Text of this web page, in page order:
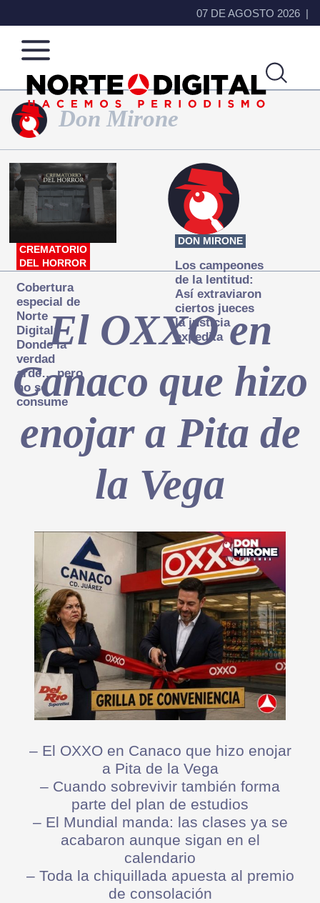
07 DE AGOSTO 2026
Norte
de
Ciudad
Juárez
Más
que
noticias,
hacemos periodismo
Don Mirone
CREMATORIO
DEL HORROR
Cobertura
especial de
Norte
Digital:
Donde la
verdad
arde… pero
no se
consume
DON MIRONE
Los campeones
de la lentitud:
Así extraviaron
ciertos jueces
la justicia
expedita
El OXXO en
Canaco que hizo
enojar a Pita de
la Vega
– El OXXO en Canaco que hizo enojar
a Pita de la Vega
– Cuando sobrevivir también forma
parte del plan de estudios
– El Mundial manda: las clases ya se
acabaron aunque sigan en el
calendario
– Toda la chiquillada apuesta al premio
de consolación